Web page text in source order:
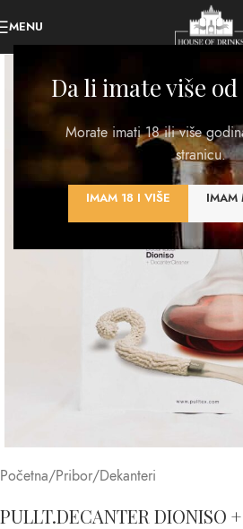
Da li imate više od
Morate imati 18 ili više
stranicu.
IMAM 18 I VIŠE IMAM
MENU
Početna/Pribor/Dekanteri
PULLT.DECANTER DIONISO